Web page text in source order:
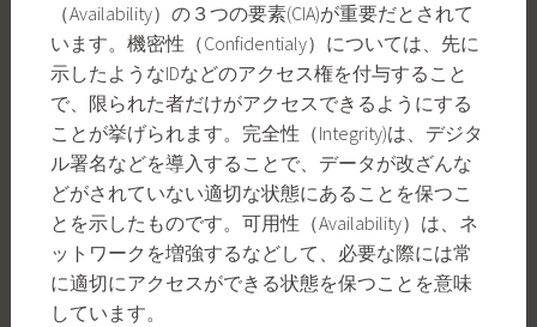
（Availability）の３つの要素(CIA)が重要だとされて
います。機密性（Confidentialy）については、先に
示したようなIDなどのアクセス権を付与すること
で、限られた者だけがアクセスできるようにする
ことが挙げられます。完全性（Integrity)は、デジタ
ル署名などを導入することで、データが改ざんな
どがされていない適切な状態にあることを保つこ
とを示したものです。可用性（Availability）は、ネ
ットワークを増強するなどして、必要な際には常
に適切にアクセスができる状態を保つことを意味
しています。